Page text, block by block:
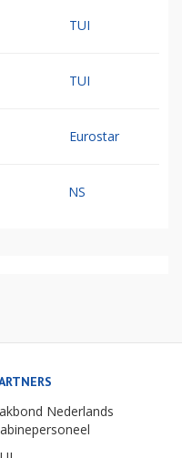
TUI
TUI
Eurostar
NS
Nederlands